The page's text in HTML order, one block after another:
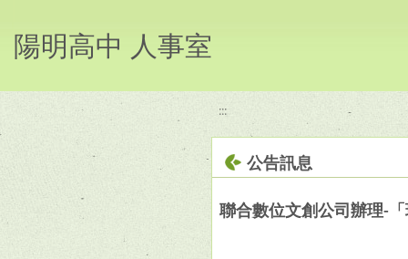
陽明高中 人事室
:::
公告訊息
聯合數位文創公司辦理-